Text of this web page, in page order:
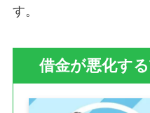
す。
借金が悪化す